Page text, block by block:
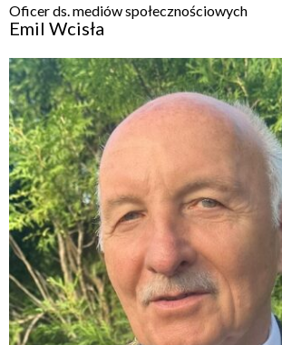
Oficer ds. mediów społecznościowych
Emil Wcisła